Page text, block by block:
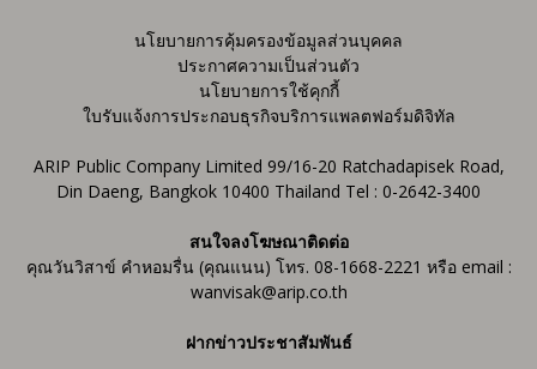
นโยบายการคุ้มครองข้อมูลส่วนบุคคล
ประกาศความเป็นส่วนตัว
นโยบายการใช้คุกกี้
ใบรับแจ้งการประกอบธุรกิจบริการแพลตฟอร์มดิจิทัล
ARIP Public Company Limited 99/16-20 Ratchadapisek Road,
Din Daeng, Bangkok 10400 Thailand Tel : 0-2642-3400
สนใจลงโฆษณาติดต่อ
คุณวันวิสาข์ คำหอมรื่น (คุณแนน) โทร. 08-1668-2221 หรือ email :
wanvisak@arip.co.th
ฝากข่าวประชาสัมพันธ์